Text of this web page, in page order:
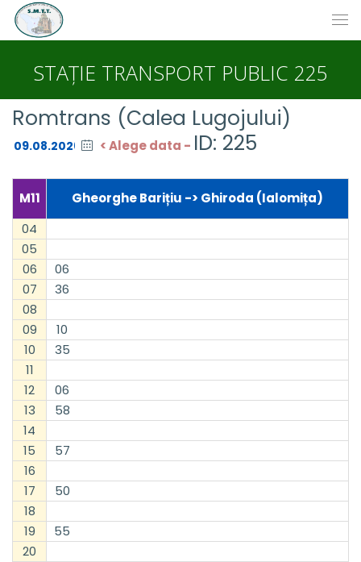
STAȚIE TRANSPORT PUBLIC 225
Romtrans (Calea Lugojului)
< Alege data - ID: 225
M11
Gheorghe Barițiu -> Ghiroda (Ialomița)
04
05
06
06
07
36
08
09
10
10
35
11
12
06
13
58
14
15
57
16
17
50
18
19
55
20